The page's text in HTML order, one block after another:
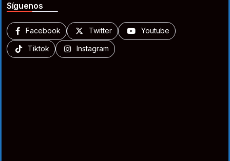
Síguenos
Facebook Twitter Youtube
Tiktok Instagram